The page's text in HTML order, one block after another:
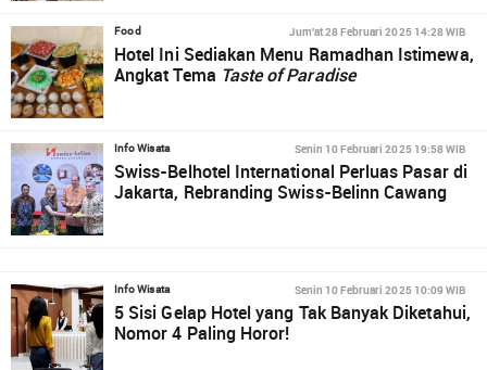
Food Jum'at 28 Februari 2025 14:28 WIB
Hotel Ini Sediakan Menu Ramadhan Istimewa,
Angkat Tema Taste of Paradise
Info Wisata Senin 10 Februari 2025 19:58 WIB
Swiss-Belhotel International Perluas Pasar di
Jakarta, Rebranding Swiss-Belinn Cawang
Info Wisata Senin 10 Februari 2025 10:09 WIB
5 Sisi Gelap Hotel yang Tak Banyak Diketahui,
Nomor 4 Paling Horor!